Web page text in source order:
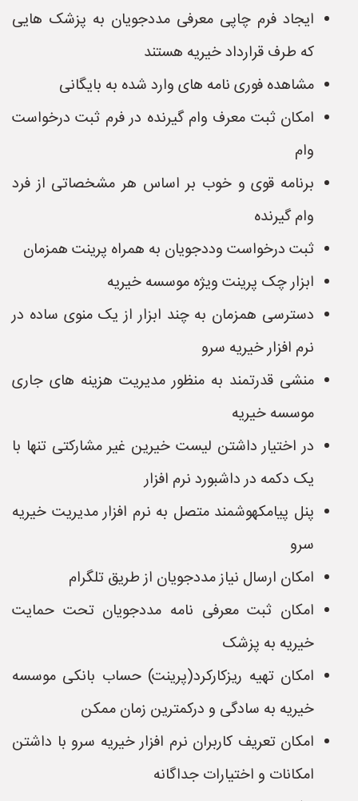
ایجاد فرم چاپی معرفی مددجویان به پزشک هایی
که طرف قرارداد خیریه هستند
مشاهده فوری نامه های وارد شده به بایگانی
امکان ثبت معرف وام گیرنده در فرم ثبت درخواست
وام
برنامه قوی و خوب بر اساس هر مشخصاتی از فرد
وام گیرنده
ثبت درخواست وددجویان به همراه پرینت همزمان
ابزار چک پرینت ویژه موسسه خیریه
دسترسی همزمان به چند ابزار از یک منوی ساده در
نرم افزار خیریه سرو
منشی قدرتمند به منظور مدیریت هزینه های جاری
موسسه خیریه
در اختیار داشتن لیست خیرین غیر مشارکتی تنها با
یک دکمه در داشبورد نرم افزار
پنل پیامکهوشمند متصل به نرم افزار مدیریت خیریه
سرو
امکان ارسال نیاز مددجویان از طریق تلگرام
امکان ثبت معرفی نامه مددجویان تحت حمایت
خیریه به پزشک
امکان تهیه ریزکارکرد(پرینت) حساب بانکی موسسه
خیریه به سادگی و درکمترین زمان ممکن
امکان تعریف کاربران نرم افزار خیریه سرو با داشتن
امکانات و اختیارات جداگانه